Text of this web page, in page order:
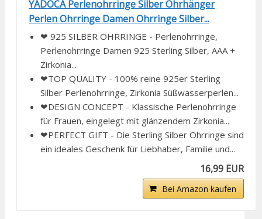
YADOCA Perlenohrringe Silber Ohrhänger
Perlen Ohrringe Damen Ohrringe Silber...
❤ 925 SILBER OHRRINGE - Perlenohrringe,
Perlenohrringe Damen 925 Sterling Silber, AAA +
Zirkonia...
❤TOP QUALITY - 100% reine 925er Sterling
Silber Perlenohrringe, Zirkonia Süßwasserperlen...
❤DESIGN CONCEPT - Klassische Perlenohrringe
für Frauen, eingelegt mit glänzendem Zirkonia...
❤PERFECT GIFT - Die Sterling Silber Ohrringe sind
ein ideales Geschenk für Liebhaber, Familie und...
16,99 EUR
Bei Amazon kaufen